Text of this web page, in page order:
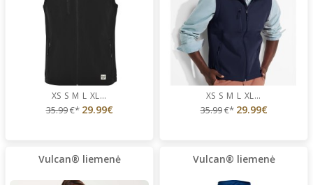
XS S M L XL...
35.99€* 29.99€
XS S M L XL...
35.99€* 29.99€
Vulcan® liemenė Vulcan® liemenė